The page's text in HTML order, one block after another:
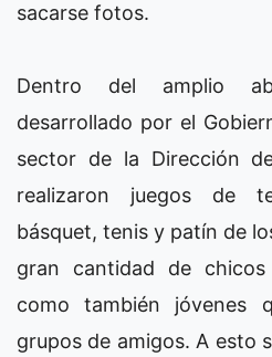
sacarse fotos.
Dentro del amplio
desarrollado por el
sector de la Dirección
realizaron juegos de
básquet, tenis y patín de
gran cantidad de
como también jóvenes
grupos de amigos. A esto